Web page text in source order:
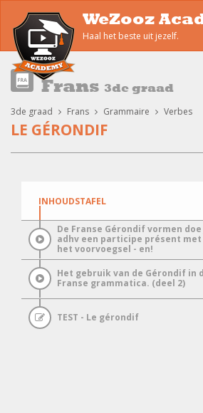
WeZooz
Haal het beste uit jezelf.
Frans 3de graad
3de graad Frans Grammaire Verbes
LE GÉRONDIF
INHOUDSTAFEL
De Franse Gérondif vormen doe
adhv een participe présent met
het voorvoegsel - en!
Het gebruik van de Gérondif in
Franse grammatica. (deel 2)
TEST - Le gérondif